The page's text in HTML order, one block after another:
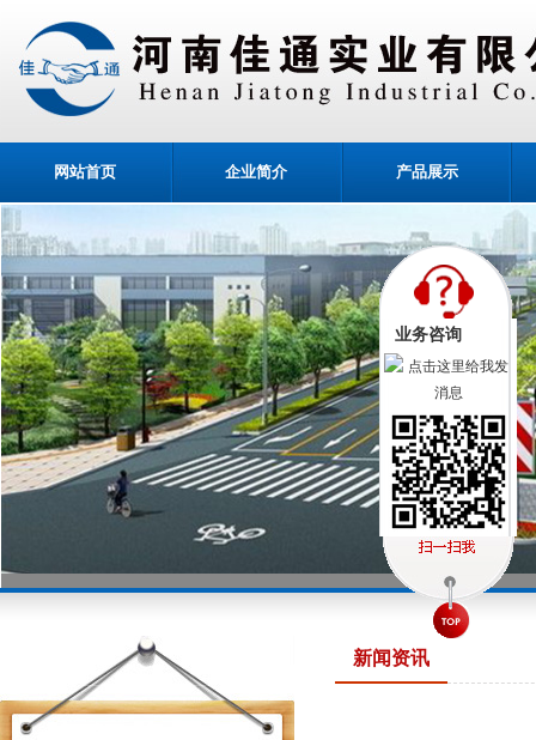
网站首页 企业简介 产品展示
新闻资讯
业务咨询